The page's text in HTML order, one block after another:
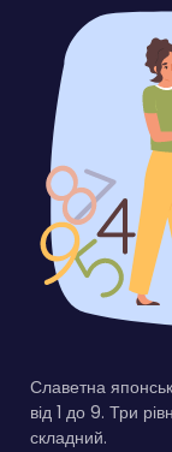
Славетна
від 1 до 9. Три
складний.